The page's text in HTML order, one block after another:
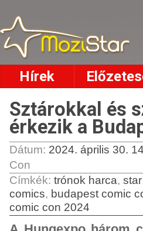
Hírek
Sztárokkal és
érkezik a
Dátum: 2024. április 30.
Con
Címkék: trónok harca,
comics, budapest comic
comic con 2024